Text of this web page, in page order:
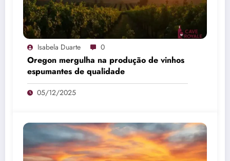
Isabela Duarte 0
Oregon mergulha na produção de vinhos
espumantes de qualidade
05/12/2025